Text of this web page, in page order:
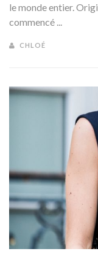
le monde entier.
commencé ...
CHLOÉ